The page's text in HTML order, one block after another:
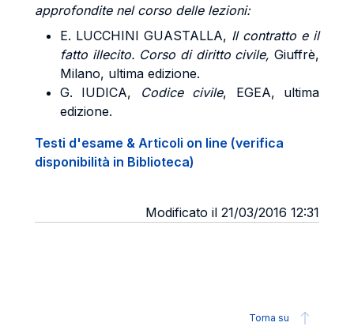
approfondite nel corso delle lezioni:
E. LUCCHINI GUASTALLA, Il contratto e il
fatto illecito. Corso di diritto civile, Giuffrè,
Milano, ultima edizione.
G. IUDICA,
Codice civile, EGEA, ultima
edizione.
Testi d'esame & Articoli on line (verifica
disponibilità in Biblioteca)
Modificato il 21/03/2016 12:31
Torna su